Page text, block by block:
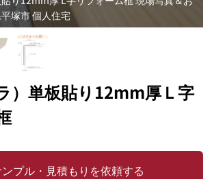
塚市 個人住宅
）単板貼り12mm厚Ｌ字
プル・見積もりを依頼する